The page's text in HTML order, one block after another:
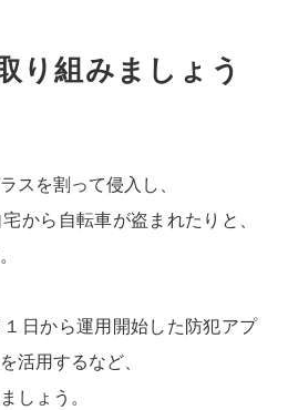
り組みましょう
スを割って侵入し、
から自転車が盗まれたりと、
日から運用開始した防犯アプ
活用するなど、
しょう。